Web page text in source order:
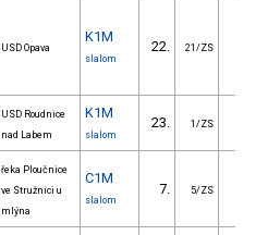
USD Opava
K1M
slalom
22. 21/ZS
USD Roudnice
nad Labem
K1M
slalom
23. 1/ZS
řeka Ploučnice
ve Stružnici u
mlýna
C1M
slalom
7. 5/ZS